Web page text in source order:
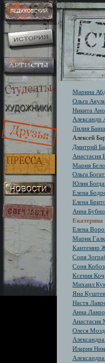
Марина
Ольга
Никита
Александр
Лилия
Алексей
Дмитрий
Анастасия
Мария
Ольга
Юлия
Елена
Елена
Анна
Екатерина
Елена
Мария
Кантемир
Соня
Cоня
Ксения
Михаил
Яна
Настя
Анна
Анастасия
Олеся
Илария